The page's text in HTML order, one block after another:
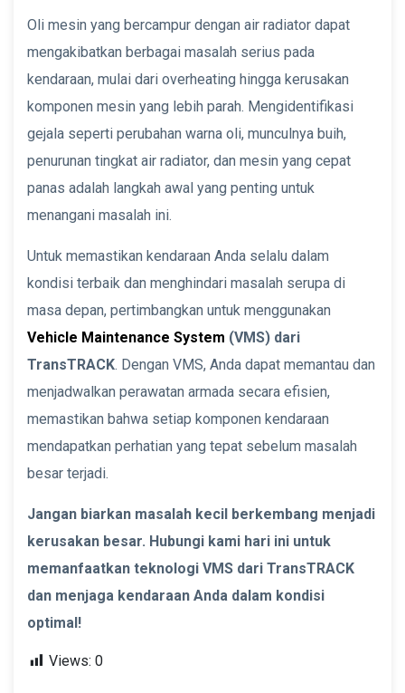
Oli mesin yang bercampur dengan air radiator dapat
mengakibatkan berbagai masalah serius pada
kendaraan, mulai dari overheating hingga kerusakan
komponen mesin yang lebih parah. Mengidentifikasi
gejala seperti perubahan warna oli, munculnya buih,
penurunan tingkat air radiator, dan mesin yang cepat
panas adalah langkah awal yang penting untuk
menangani masalah ini.
Untuk memastikan kendaraan Anda selalu dalam
kondisi terbaik dan menghindari masalah serupa di
masa depan, pertimbangkan untuk menggunakan
Vehicle Maintenance System (VMS) dari
TransTRACK. Dengan VMS, Anda dapat memantau dan
menjadwalkan perawatan armada secara efisien,
memastikan bahwa setiap komponen kendaraan
mendapatkan perhatian yang tepat sebelum masalah
besar terjadi.
Jangan biarkan masalah kecil berkembang menjadi
kerusakan besar. Hubungi kami hari ini untuk
memanfaatkan teknologi VMS dari TransTRACK
dan menjaga kendaraan Anda dalam kondisi
optimal!
Views: 0